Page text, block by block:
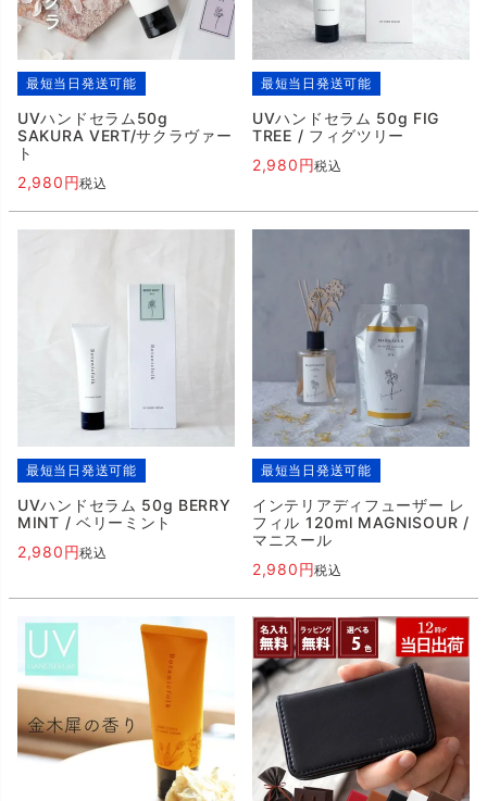
最短当日発送可能
UVハンドセラム50g
SAKURA VERT/サクラヴァー
ト
2,980
税込
最短当日発送可能
UVハンドセラム 50g FIG
TREE / フィグツリー
2,980
税込
最短当日発送可能
UVハンドセラム 50g BERRY
MINT / ベリーミント
2,980
税込
最短当日発送可能
インテリアディフューザー レ
フィル 120ml MAGNISOUR /
マニスール
2,980
税込